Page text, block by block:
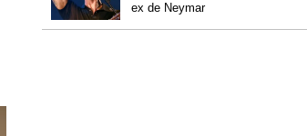
ex de Neymar